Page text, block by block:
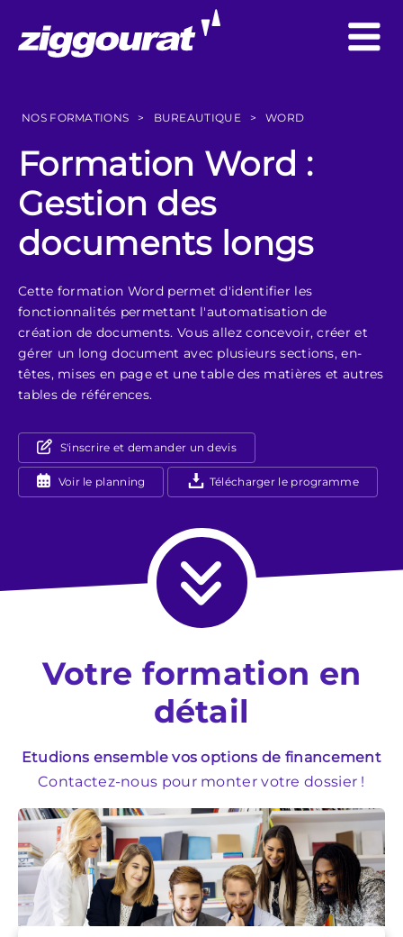
NOS FORMATIONS > BUREAUTIQUE > WORD
Formation Word :
Gestion des
documents longs
Cette formation Word permet d'identifier les
fonctionnalités permettant l'automatisation de
création de documents. Vous allez concevoir, créer et
gérer un long document avec plusieurs sections, en-
têtes, mises en page et une table des matières et autres
tables de références.
S'inscrire et demander un devis
Voir le planning Télécharger le programme
Votre formation en
détail
Etudions ensemble vos options de financement
Contactez-nous pour monter votre dossier !